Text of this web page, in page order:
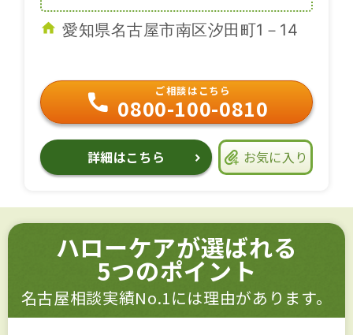
愛知県名古屋市南区汐田町1－14
ご相談はこちら
0800-100-0810
詳細はこちら お気に入り
ハローケアが選ばれる
5つのポイント
名古屋相談実績No.1には理由があります。